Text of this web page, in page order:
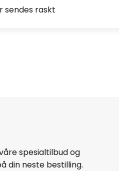
sendes raskt
spesialtilbud og
din neste bestilling.